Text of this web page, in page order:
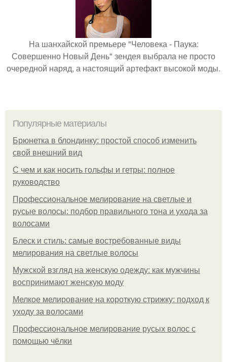
На шанхайской премьере "Человека - Паука:
Совершенно Новый День" зендея выбрала не просто
очередной наряд, а настоящий артефакт высокой моды.
Популярные материалы
Брюнетка в блондинку: простой способ изменить
свой внешний вид
С чем и как носить гольфы и гетры: полное
руководство
Профессиональное мелирование на светлые и
русые волосы: подбор правильного тона и ухода за
волосами
Блеск и стиль: самые востребованные виды
мелирования на светлые волосы
Мужской взгляд на женскую одежду: как мужчины
воспринимают женскую моду
Мелкое мелирование на короткую стрижку: подход к
уходу за волосами
Профессиональное мелирование русых волос с
помощью чёлки